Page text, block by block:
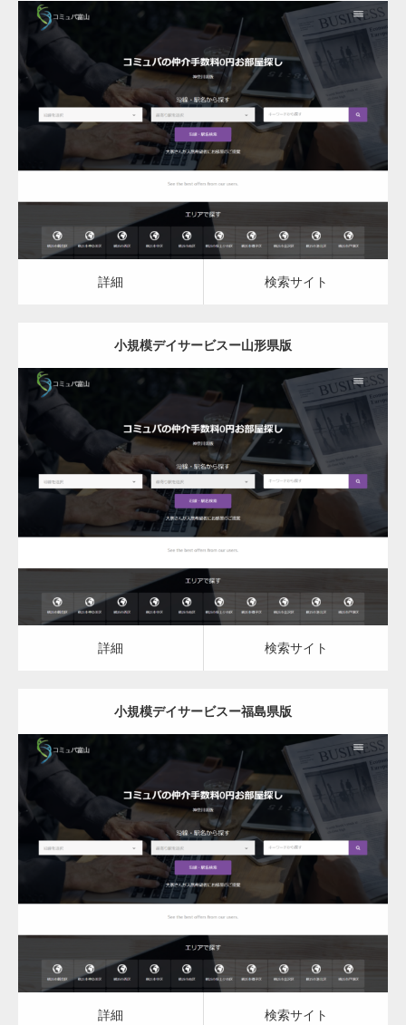
更新日： 2023.03.09
小規模デイサービス
詳細 検索サイト
詳細 検索サイト
小規模デイサービスー山形県版
更新日： 2023.03.09
小規模デイサービス
詳細 検索サイト
詳細 検索サイト
小規模デイサービスー福島県版
更新日： 2023.03.09
小規模デイサービス
詳細 検索サイト
詳細 検索サイト
変幻自在、あらゆる業種に対応可能な新しい
カスタム投稿タイプ実…
一般社団法人高齢者支援協会がコミュパ.com
通常投稿
Hello world!